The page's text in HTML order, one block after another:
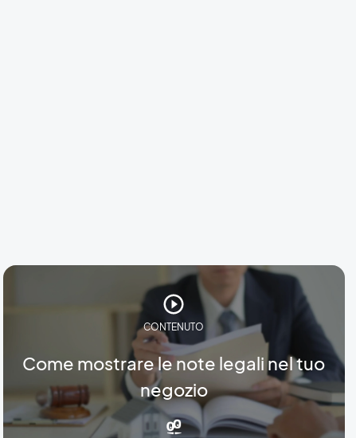
CONTENUTO
Come mostrare le note legali nel tuo
negozio